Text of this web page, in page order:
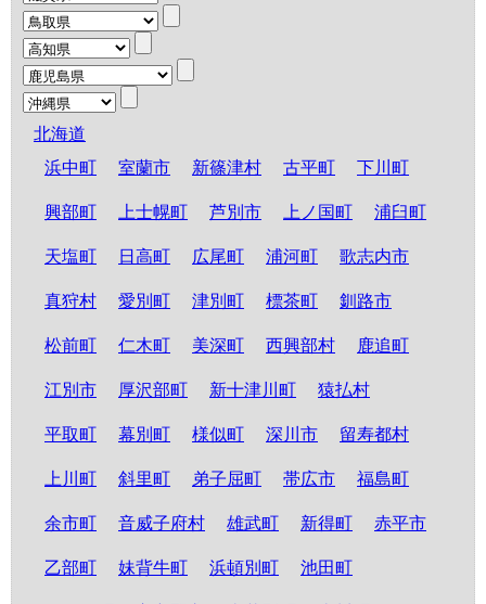
北海道
浜中町
室蘭市 新篠津村 古平町 下川町
興部町 上士幌町 芦別市 上ノ国町 浦臼町
天塩町 日高町 広尾町 浦河町 歌志内市
真狩村 愛別町 津別町 標茶町 釧路市
松前町 仁木町 美深町 西興部村 鹿追町
江別市 厚沢部町 新十津川町 猿払村
平取町 幕別町 様似町 深川市 留寿都村
上川町 斜里町 弟子屈町 帯広市 福島町
余市町 音威子府村 雄武町 新得町 赤平市
乙部町 妹背牛町 浜頓別町 池田町